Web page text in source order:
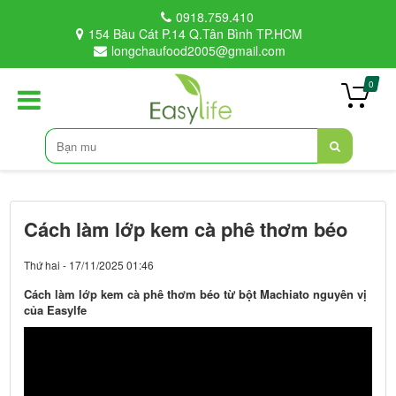
0918.759.410
154 Bàu Cát P.14 Q.Tân Bình TP.HCM
longchaufood2005@gmail.com
0
Cách làm lớp kem cà phê thơm béo
Thứ hai - 17/11/2025 01:46
Cách làm lớp kem cà phê thơm béo từ bột Machiato nguyên vị
của Easylfe